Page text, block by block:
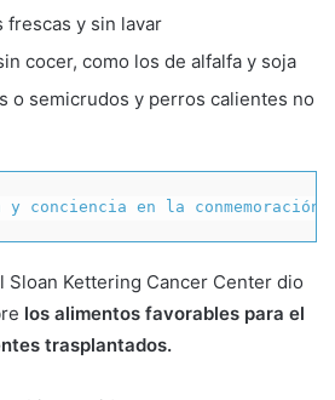
frescas y sin lavar
cocer, como los de alfalfa y soja
o semicrudos y perros calientes no
conciencia en la conmemoración
Sloan Kettering Cancer Center dio
los alimentos favorables para el
trasplantados.